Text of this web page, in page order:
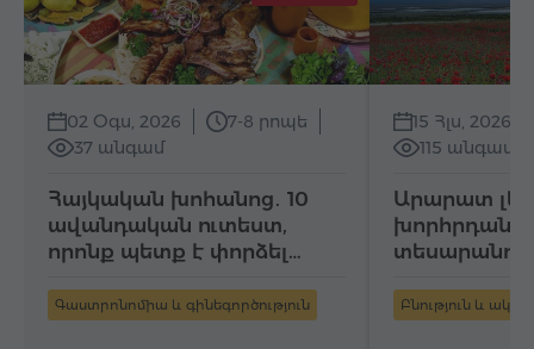
02 Օգս, 2026
7-8 րոպե
37 անգամ
Հայկական խոհանոց․ 10
ավանդական ուտեստ,
որոնք պետք է փորձել…
Գաստրոնոմիա և գինեգործություն
15 Հլս, 2026
115 անգամ
Արարատ
տեսարանով
Բնություն և